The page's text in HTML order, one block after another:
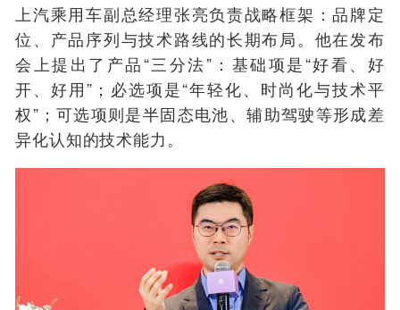
上汽乘用车副总经理张亮负责战略框架：品牌定
位、产品序列与技术路线的长期布局。他在发布
会上提出了产品“三分法”：基础项是“好看、好
开、好用”；必选项是“年轻化、时尚化与技术平
权”；可选项则是半固态电池、辅助驾驶等形成差
异化认知的技术能力。